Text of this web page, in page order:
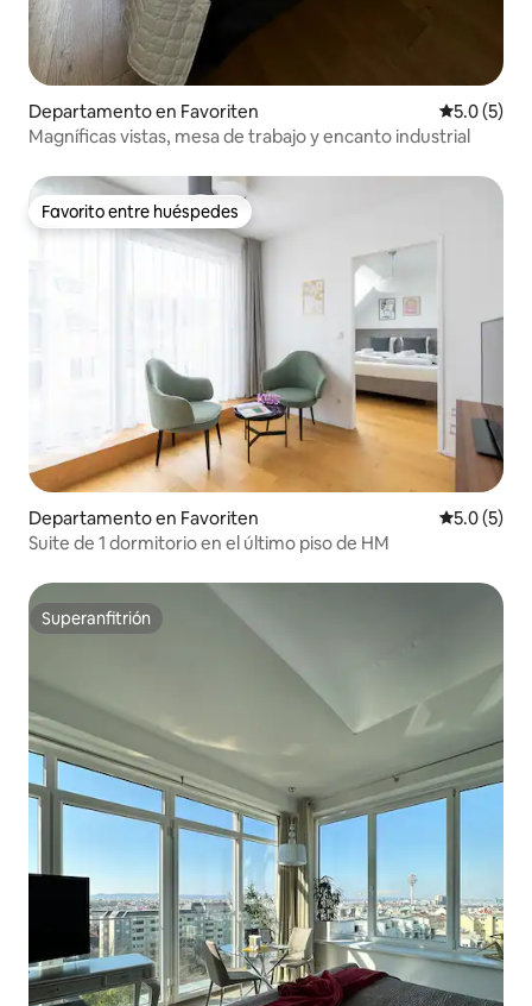
Departamento en Favoriten
5.0 (5)
Magníficas vistas, mesa de trabajo y encanto industrial
Favorito entre huéspedes
Favorito entre huéspedes
Departamento en Favoriten
5.0 (5)
Suite de 1 dormitorio en el último piso de HM
Superanfitrión
Superanfitrión